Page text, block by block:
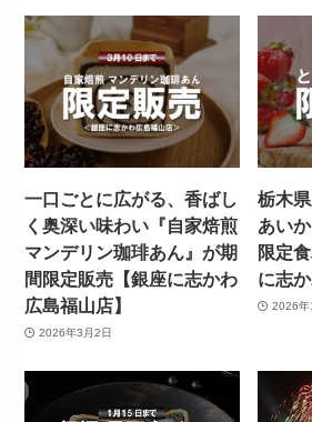
一口ごとに広がる、香ばし
く奥深い味わい『自家焙煎
マンデリン珈琲あん』が期
間限定販売【銀座に志かわ
広島福山店】
2026年3月2日
栃木
あい
限定
に志
2026年